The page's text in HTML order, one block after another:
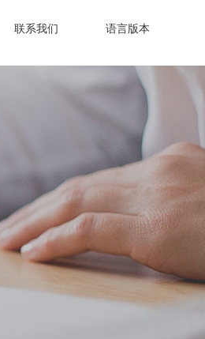
联系我们 语言版本